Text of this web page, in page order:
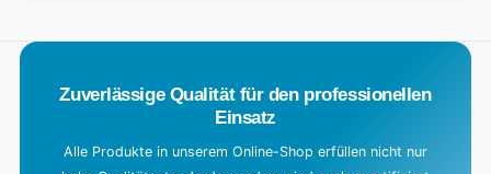
a
Zuverlässige Qualität für den professionellen
Einsatz
Alle Produkte in unserem Online-Shop erfüllen nicht nur